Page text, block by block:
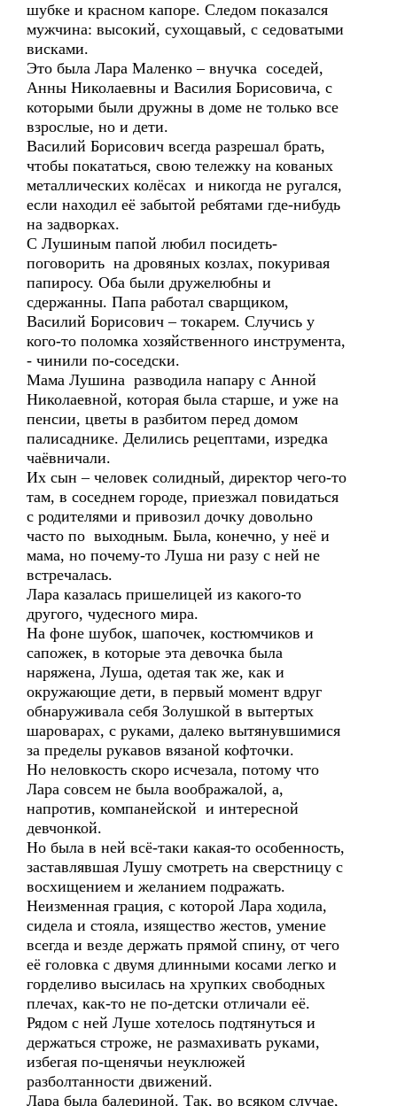
шубке и красном капоре. Следом показался
мужчина: высокий, сухощавый, с седоватыми
висками.
Это была Лара Маленко – внучка соседей,
Анны Николаевны и Василия Борисовича, с
которыми были дружны в доме не только все
взрослые, но и дети.
Василий Борисович всегда разрешал брать,
чтобы покататься, свою тележку на кованых
металлических колёсах и никогда не ругался,
если находил её забытой ребятами где-нибудь
на задворках.
С Лушиным папой любил посидеть-
поговорить на дровяных козлах, покуривая
папиросу. Оба были дружелюбны и
сдержанны. Папа работал сварщиком,
Василий Борисович – токарем. Случись у
кого-то поломка хозяйственного инструмента,
- чинили по-соседски.
Мама Лушина разводила напару с Анной
Николаевной, которая была старше, и уже на
пенсии, цветы в разбитом перед домом
палисаднике. Делились рецептами, изредка
чаёвничали.
Их сын – человек солидный, директор чего-то
там, в соседнем городе, приезжал повидаться
с родителями и привозил дочку довольно
часто по выходным. Была, конечно, у неё и
мама, но почему-то Луша ни разу с ней не
встречалась.
Лара казалась пришелицей из какого-то
другого, чудесного мира.
На фоне шубок, шапочек, костюмчиков и
сапожек, в которые эта девочка была
наряжена, Луша, одетая так же, как и
окружающие дети, в первый момент вдруг
обнаруживала себя Золушкой в вытертых
шароварах, с руками, далеко вытянувшимися
за пределы рукавов вязаной кофточки.
Но неловкость скоро исчезала, потому что
Лара совсем не была воображалой, а,
напротив, компанейской и интересной
девчонкой.
Но была в ней всё-таки какая-то особенность,
заставлявшая Лушу смотреть на сверстницу с
восхищением и желанием подражать.
Неизменная грация, с которой Лара ходила,
сидела и стояла, изящество жестов, умение
всегда и везде держать прямой спину, от чего
её головка с двумя длинными косами легко и
горделиво высилась на хрупких свободных
плечах, как-то не по-детски отличали её.
Рядом с ней Луше хотелось подтянуться и
держаться строже, не размахивать руками,
избегая по-щенячьи неуклюжей
разболтанности движений.
Лара была балериной. Так, во всяком случае,